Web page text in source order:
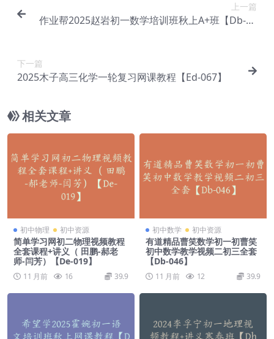
上一篇
作业帮2025赵岩初一数学培训班秋上A+班【Db-05
下一篇
2025木子高三化学一轮复习网课教程【Ed-067】
相关文章
初中物理 初中资源
简单学习网初二物理视频教程
全套课程+讲义（ 田鹏-郝老
师-闫芳）【De-019】
11 月前 16 39.9
初中数学 初中资源
有道精品曹笑数学初一初曹笑
初中数学教学视频二初三全套
【Db-046】
11 月前 12 39.9